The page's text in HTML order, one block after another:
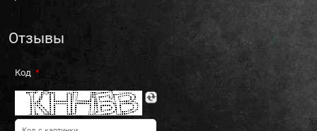
Отзывы
Код